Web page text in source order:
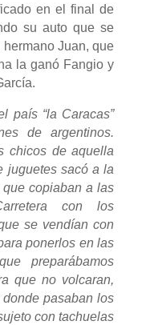
en el final de
su auto que se
Juan, que
la ganó Fangio y
país “la Caracas”
de argentinos.
chicos de aquella
juguetes sacó a la
copiaban a las
con los
se vendían con
ponerlos en las
preparábamos
que no volcaran,
pasaban los
con tachuelas